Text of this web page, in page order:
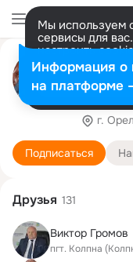
Мы используем
сервисы для
настроить
представитель.
Разрешить все
Номер
г. Орел
Подписаться
Друзья 131
Виктор Громов
пгт. Колпна
Информация о
на платформе